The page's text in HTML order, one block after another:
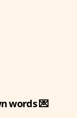
words 💌